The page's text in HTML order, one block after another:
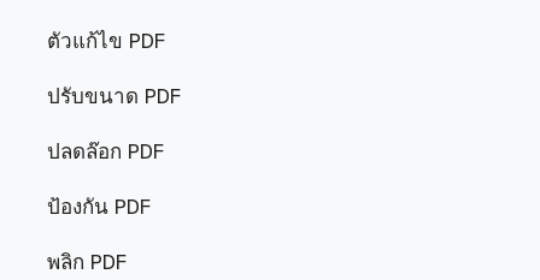
ตัวแก้ไข PDF
ปรับขนาด PDF
ปลดล๊อก PDF
ป้องกัน PDF
พลิก PDF